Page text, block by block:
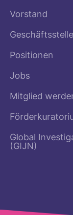
Vorstand
Geschäftsstelle
Positionen
Jobs
Mitglied
Global
(GIJN)